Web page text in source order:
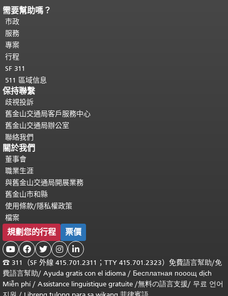
頁面內容結束。
都會重複顯示。
需要幫助嗎？
市政
服務
專案
行程
SF 311
511 區域信息
保持聯繫
歧視投訴
舊金山交通局客戶服務中心
舊金山交通局辦公室
聯絡我們
關於我們
董事會
職業生涯
與舊金山交通局開展業務
舊金山市和縣
使用條款/隱私權政策
檔案
規劃您的行程 票價
    
☎ 311（SF 外線 415.701.2311；TTY 415.701.2323）免費語言幫助/免
費語言幫助/ Ayuda gratis con el idioma / Бесплатная пооощ dịch
Miễn phí/ Assistance linguistique gratuite /無料の語言支援/ 무료 언어